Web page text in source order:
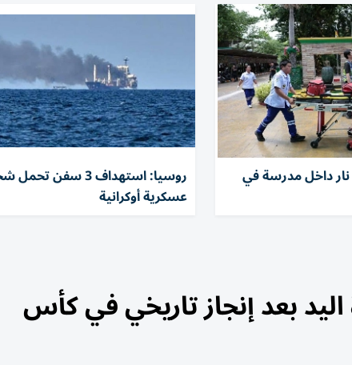
داخل مدرسة في روسيا: استهداف 3 سفن
عسكرية أوكرانية
بعد إنجاز تاريخي في كأس